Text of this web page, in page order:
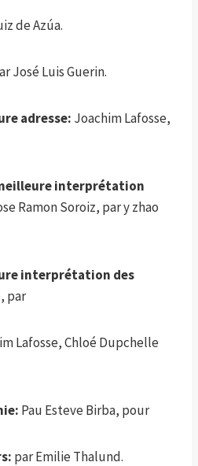
de Azúa.
José Luis Guerin.
adresse: Joachim Lafosse,
interprétation
Ramon Soroiz, par y zhao
interprétation des
par
Lafosse, Chloé Dupchelle
Pau Esteve Birba, pour
par Emilie Thalund.